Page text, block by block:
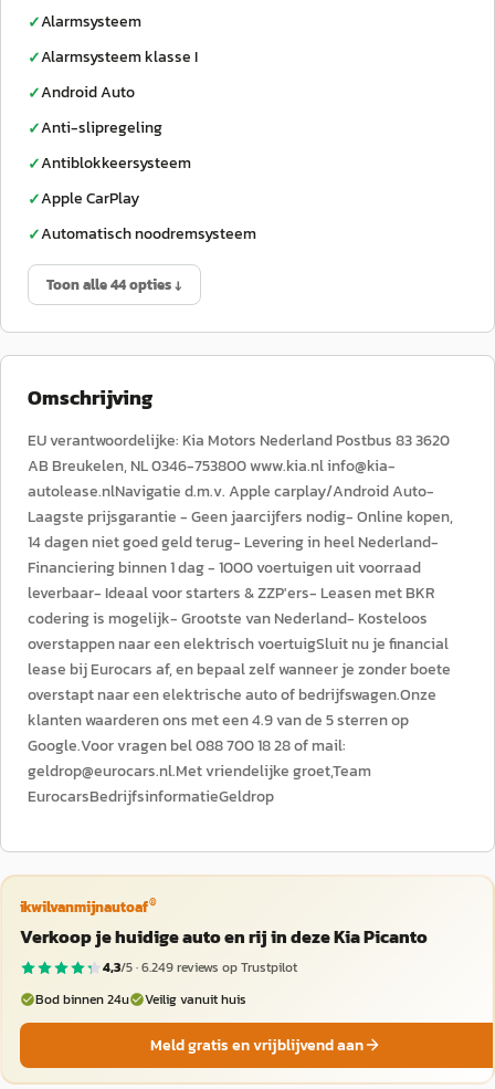
✓Alarmsysteem
✓Alarmsysteem klasse I
✓Android Auto
✓Anti-slipregeling
✓Antiblokkeersysteem
✓Apple CarPlay
✓Automatisch noodremsysteem
Toon alle 44 opties ↓
Omschrijving
EU verantwoordelijke: Kia Motors Nederland Postbus 83 3620
AB Breukelen, NL 0346-753800 www.kia.nl info@kia-
autolease.nlNavigatie d.m.v. Apple carplay/Android Auto-
Laagste prijsgarantie - Geen jaarcijfers nodig- Online kopen,
14 dagen niet goed geld terug- Levering in heel Nederland-
Financiering binnen 1 dag - 1000 voertuigen uit voorraad
leverbaar- Ideaal voor starters & ZZP'ers- Leasen met BKR
codering is mogelijk- Grootste van Nederland- Kosteloos
overstappen naar een elektrisch voertuigSluit nu je financial
lease bij Eurocars af, en bepaal zelf wanneer je zonder boete
overstapt naar een elektrische auto of bedrijfswagen.Onze
klanten waarderen ons met een 4.9 van de 5 sterren op
Google.Voor vragen bel 088 700 18 28 of mail:
geldrop@eurocars.nl.Met vriendelijke groet,Team
EurocarsBedrijfsinformatieGeldrop
ikwilvanmijnautoaf®
Verkoop je huidige auto en rij in deze Kia Picanto
4,3/5 ·6.249reviews op Trustpilot
Bod binnen 24u
Veilig vanuit huis
Meld gratis en vrijblijvend aan